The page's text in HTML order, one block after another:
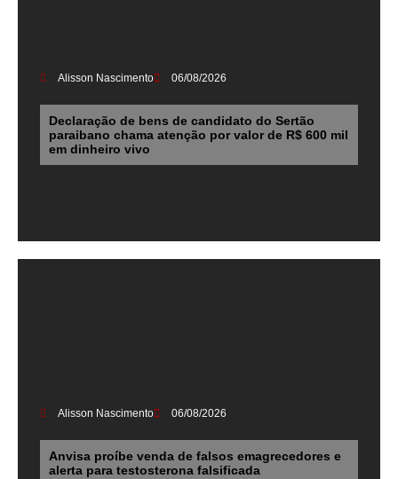
Alisson Nascimento 06/08/2026
Declaração de bens de candidato do Sertão
paraibano chama atenção por valor de R$ 600 mil
em dinheiro vivo
Alisson Nascimento 06/08/2026
Anvisa proíbe venda de falsos emagrecedores e
alerta para testosterona falsificada